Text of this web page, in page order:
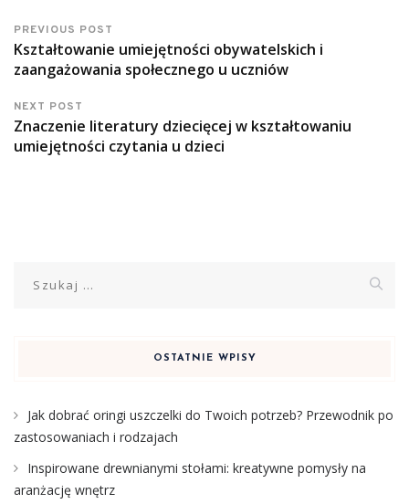
PREVIOUS POST
Kształtowanie umiejętności obywatelskich i
zaangażowania społecznego u uczniów
NEXT POST
Znaczenie literatury dziecięcej w kształtowaniu
umiejętności czytania u dzieci
OSTATNIE WPISY
Jak dobrać oringi uszczelki do Twoich potrzeb? Przewodnik po
zastosowaniach i rodzajach
Inspirowane drewnianymi stołami: kreatywne pomysły na
aranżację wnętrz